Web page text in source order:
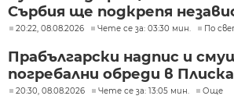
Сърбия ще подкрепя
20:22, 08.08.2026 Чете се за: 03:30 мин. По
Прабългарски надпис и
погребални обреди в Плиска
20:30, 08.08.2026 Чете се за: 13:05 мин. Още